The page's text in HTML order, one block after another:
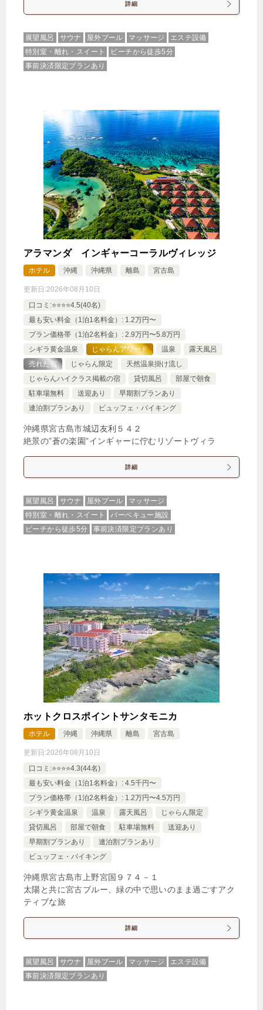
ガーデンプールスイート1ベッドル
じゃらんで確認する
付ヴィラで心を解きほぐす旅＜事前決済専用＞/朝食
４ベッド 🍴朝食 IN15:00- OUT-11:00
特別室・スイート・離れ 禁煙ルーム
プールヴィラスイート デイベッド・ロフト付 ラ
ウンジアクセス
じゃらんで確認する
【リゾート利用券付】お得にレストランやショッピ
ツイン 🍴朝食 IN 15:00-
スーペリアサンセットルーム（47平米/2F-6F）
1泊大人1名
じゃらんで確認する
【リゾート利用券付】お得にレストランやショッピ
ングを楽しむ宮古島旅/朝食付＜エグゼクティブルー
ツイン 🍴朝食 IN15:00- OUT-11:00 禁煙ルーム
エグゼクティブオーシャンルーム＜ラウンジアクセ
ス付＞
1泊大人1名合計（税込）
32,560円
じゃらんで確認する
【2食付】～with blue～特別コースを味わう
詳細
展望風呂 サウナ 屋外プール マッサージ
エステ設備
特別室・離れ・スイート
ビーチから徒歩5分
事前決済限定プランあり
アラマンダ インギャーコーラルヴィレッジ
ホテル 沖縄 沖縄県 離島 宮古島
更新日:2026年08月10日
口コミ:⭐️⭐️⭐️⭐️4.5(40名)
最も安い料金（1泊1名料金）: 1.2万円〜
プラン価格帯（1泊2名料金）: 2.9万円〜5.8万円
シギラ黄金温泉
じゃらんアワード 温泉
露天風呂
売れた宿
じゃらん限定
天然温泉掛け流し
じゃらんハイクラス掲載の宿
貸切風呂
部屋で朝食
駐車場無料
送迎あり
早期割プランあり
連泊割プランあり
ビュッフェ・バイキング
沖縄県宮古島市城辺友利５４２
絶景の”蒼の楽園”インギャーに佇むリゾートヴィラ
詳細
展望風呂 サウナ 屋外プール
マッサージ
特別室・離れ・スイート
バーベキュー施設
ビーチから徒歩5分
事前決済限定プランあり
ホットクロスポイントサンタモニカ
ホテル 沖縄 沖縄県 離島 宮古島
更新日:2026年08月10日
口コミ:⭐️⭐️⭐️⭐️4.3(44名)
最も安い料金（1泊1名料金）: 4.5千円〜
プラン価格帯（1泊2名料金）: 1.2万円〜4.5万円
シギラ黄金温泉
温泉 露天風呂
じゃらん限定
貸切風呂
部屋で朝食 駐車場無料
送迎あり
早期割プランあり
連泊割プランあり
ビュッフェ・バイキング
沖縄県宮古島市上野宮国９７４－１
太陽と共に宮古ブルー、緑の中で思いのまま過ごすアク
ティブな旅
詳細
展望風呂 サウナ 屋外プール マッサージ
エステ設備
事前決済限定プランあり